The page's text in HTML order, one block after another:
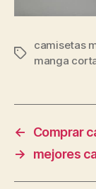
Etiquetas
camisetas
manga
←
Comprar
→
mejores